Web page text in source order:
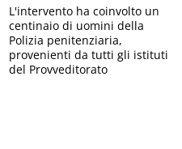
L'intervento ha coinvolto un
centinaio di uomini della
Polizia penitenziaria,
provenienti da tutti gli istituti
del Provveditorato